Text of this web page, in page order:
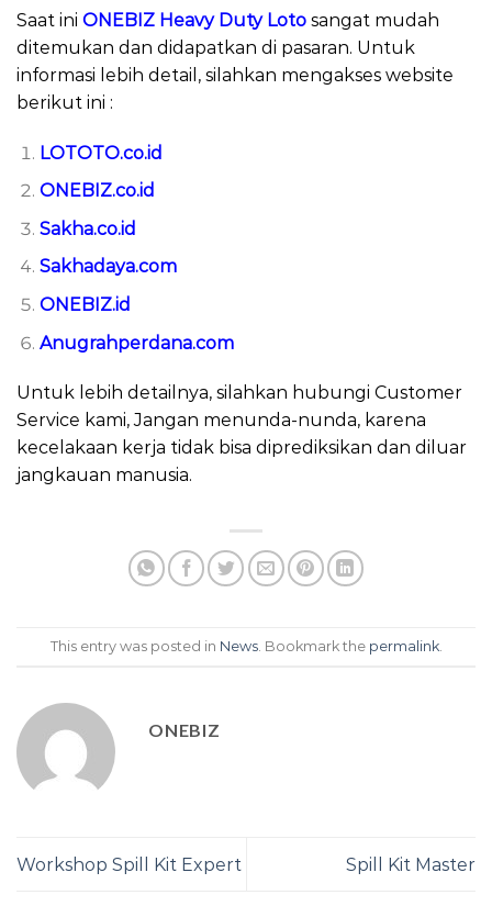
Saat ini ONEBIZ Heavy Duty Loto sangat mudah
ditemukan dan didapatkan di pasaran. Untuk
informasi lebih detail, silahkan mengakses website
berikut ini :
LOTOTO.co.id
ONEBIZ.co.id
Sakha.co.id
Sakhadaya.com
ONEBIZ.id
Anugrahperdana.com
Untuk lebih detailnya, silahkan hubungi Customer
Service kami, Jangan menunda-nunda, karena
kecelakaan kerja tidak bisa diprediksikan dan diluar
jangkauan manusia.
This entry was posted in News. Bookmark the permalink.
ONEBIZ
Workshop Spill Kit Expert Spill Kit Master